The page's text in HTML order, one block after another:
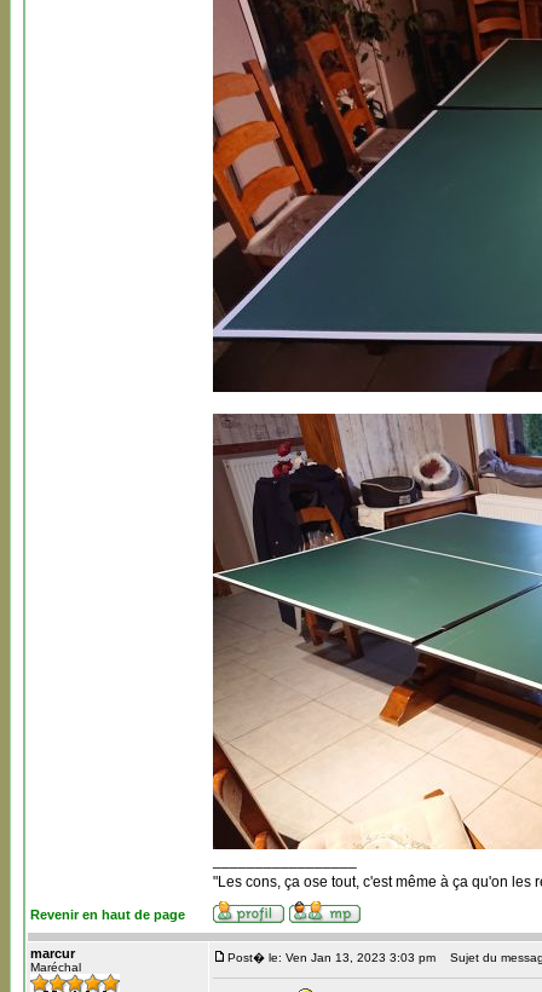
"Les cons, ça ose tout, c'est même à ça qu'on les
Revenir en haut de page
marcur
Maréchal
Post� le: Ven Jan 13, 2023 3:03 pm Sujet du